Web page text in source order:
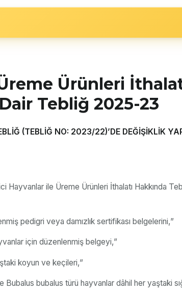
Ürünleri
Tebliğ 2025-23
(TEBLİĞ NO: 2023/22)’DE DEĞİŞİKLİK
Hayvanlar ile Üreme Ürünleri İthalatı Hakkında
pedigri veya damızlık sertifikası belgelerini,”
için düzenlenmiş belgeyi,”
koyun ve keçileri,”
bubalus türü hayvanlar dâhil her yaştaki